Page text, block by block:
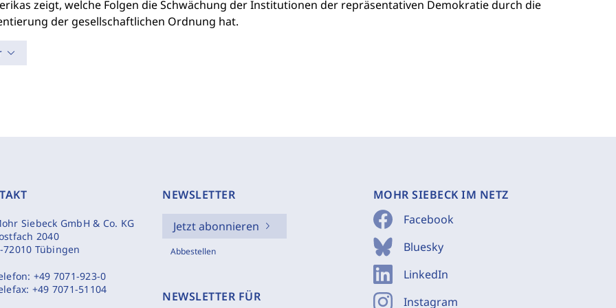
zeigt, welche Folgen die Schwächung der Institutionen der repräsentativen Demokratie durch die
der gesellschaftlichen Ordnung hat.
Siebeck GmbH & Co. KG
2040
72010 Tübingen
+49 7071-923-0
+49 7071-51104
NEWSLETTER
Jetzt abonnieren
Abbestellen
NEWSLETTER FÜR
MOHR SIEBECK IM NETZ
Facebook
Bluesky
LinkedIn
Instagram